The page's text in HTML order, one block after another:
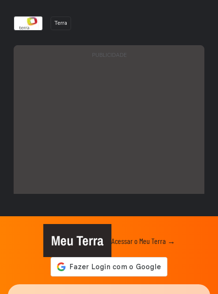
Terra
PUBLICIDADE
Meu Terra Acessar o Meu Terra →